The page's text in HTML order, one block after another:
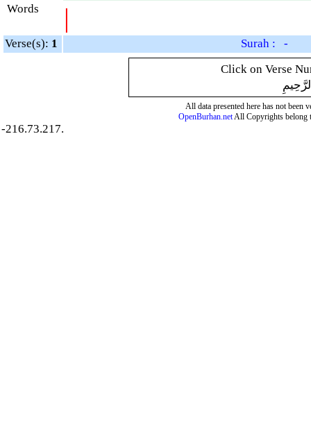
Words |
Verse(s): 1
Surah : -
Click on Verse
All data presented here has not been
OpenBurhan.netAll Copyrights belong
-216.73.217.